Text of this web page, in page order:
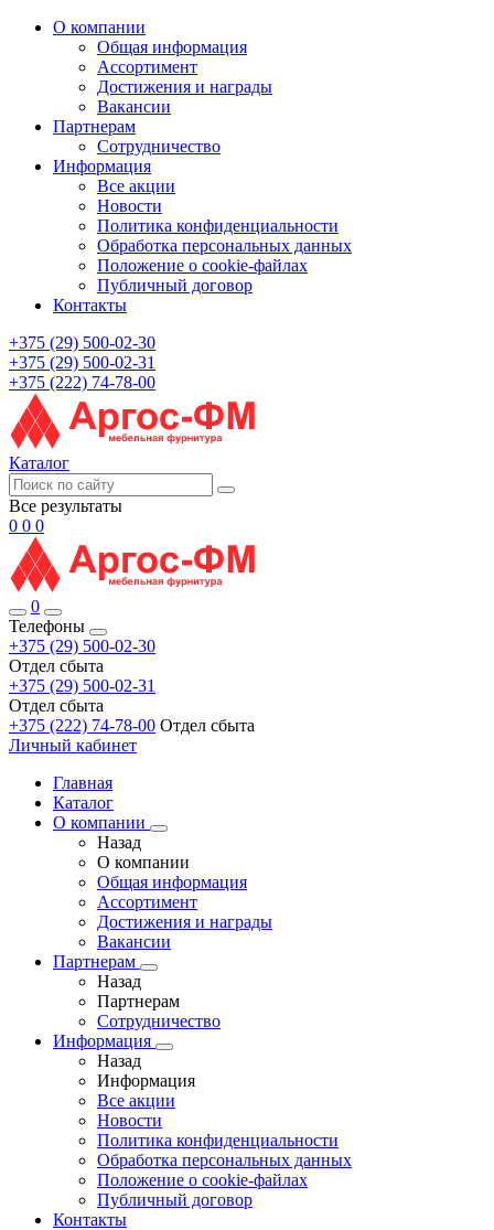
О компании
Общая информация
Ассортимент
Достижения и награды
Вакансии
Партнерам
Сотрудничество
Информация
Все акции
Новости
Политика конфиденциальности
Обработка персональных данных
Положение о cookie-файлах
Публичный договор
Контакты
+375 (29) 500-02-30
+375 (29) 500-02-31
+375 (222) 74-78-00
Каталог
Все результаты
0 0 0
0
Телефоны
+375 (29) 500-02-30
Отдел сбыта
+375 (29) 500-02-31
Отдел сбыта
+375 (222) 74-78-00 Отдел сбыта
Личный кабинет
Главная
Каталог
О компании
Назад
О компании
Общая информация
Ассортимент
Достижения и награды
Вакансии
Партнерам
Назад
Партнерам
Сотрудничество
Информация
Назад
Информация
Все акции
Новости
Политика конфиденциальности
Обработка персональных данных
Положение о cookie-файлах
Публичный договор
Контакты